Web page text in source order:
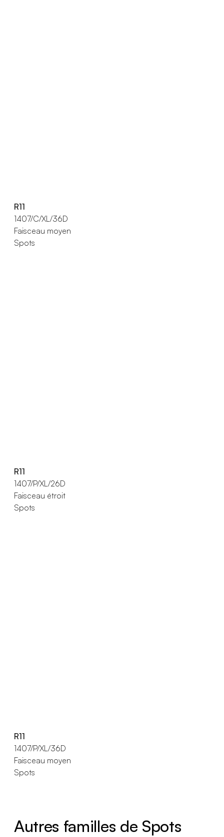
R11
1407/C/XL/36D
Faisceau moyen
Spots
R11
1407/P/XL/26D
Faisceau étroit
Spots
R11
1407/P/XL/36D
Faisceau moyen
Spots
Autres familles de Spots